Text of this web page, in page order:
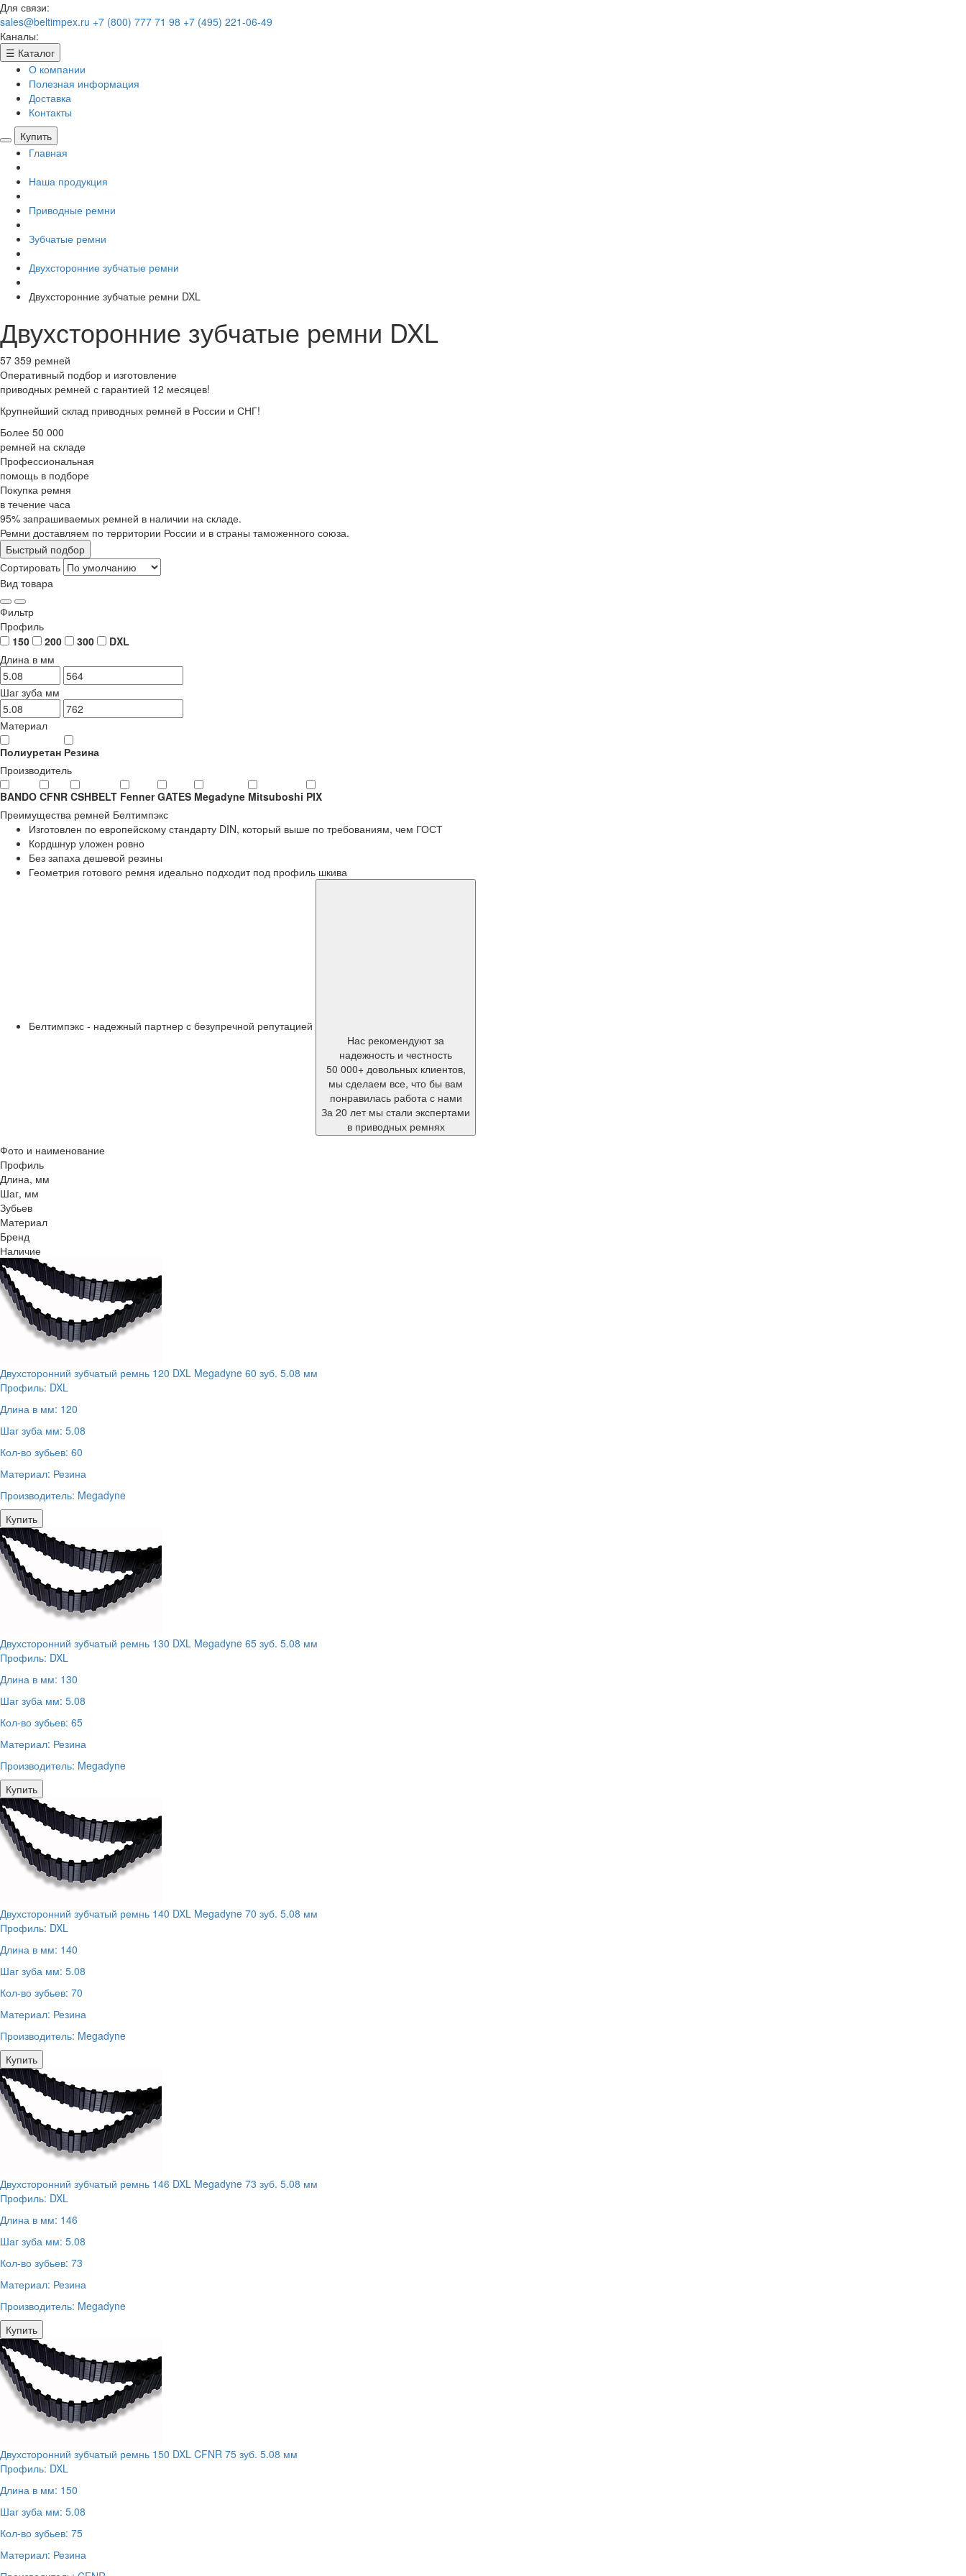
Для связи:
sales@beltimpex.ru +7 (800) 777 71 98 +7 (495) 221-06-49
Каналы:
☰ Каталог
О компании
Полезная информация
Доставка
Контакты
Купить
Главная
Наша продукция
Приводные ремни
Зубчатые ремни
Двухсторонние зубчатые ремни
Двухсторонние зубчатые ремни DXL
Двухсторонние зубчатые ремни DXL
57 359 ремней
Оперативный подбор и изготовление
приводных ремней с гарантией 12 месяцев!
Крупнейший склад приводных ремней в России и СНГ!
Более 50 000
ремней на складе
Профессиональная
помощь в подборе
Покупка ремня
в течение часа
95% запрашиваемых ремней в наличии на складе.
Ремни доставляем по территории России и в страны таможенного союза.
Быстрый подбор
Сортировать
Вид товара
Фильтр
Профиль
150
200 300
DXL
Длина в мм
Шаг зуба мм
Материал
Полиуретан Резина
Производитель
BANDO CFNR CSHBELT Fenner GATES Megadyne Mitsuboshi PIX
Преимущества ремней Белтимпэкс
Изготовлен по европейскому стандарту DIN, который выше по требованиям, чем ГОСТ
Кордшнур уложен ровно
Без запаха дешевой резины
Геометрия готового ремня идеально подходит под профиль шкива
Белтимпэкс - надежный партнер с безупречной репутацией
Нас рекомендуют за
надежность и честность
50 000+ довольных клиентов,
мы сделаем все, что бы вам
понравилась работа с нами
За 20 лет мы стали экспертами
в приводных ремнях
Фото и наименование
Профиль
Длина, мм
Шаг, мм
Зубьев
Материал
Бренд
Наличие
Двухсторонний зубчатый ремнь 120 DXL Megadyne 60 зуб. 5.08 мм
Профиль: DXL
Длина в мм: 120
Шаг зуба мм: 5.08
Кол-во зубьев: 60
Материал: Резина
Производитель: Megadyne
Купить
Двухсторонний зубчатый ремнь 130 DXL Megadyne 65 зуб. 5.08 мм
Профиль: DXL
Длина в мм: 130
Шаг зуба мм: 5.08
Кол-во зубьев: 65
Материал: Резина
Производитель: Megadyne
Купить
Двухсторонний зубчатый ремнь 140 DXL Megadyne 70 зуб. 5.08 мм
Профиль: DXL
Длина в мм: 140
Шаг зуба мм: 5.08
Кол-во зубьев: 70
Материал: Резина
Производитель: Megadyne
Купить
Двухсторонний зубчатый ремнь 146 DXL Megadyne 73 зуб. 5.08 мм
Профиль: DXL
Длина в мм: 146
Шаг зуба мм: 5.08
Кол-во зубьев: 73
Материал: Резина
Производитель: Megadyne
Купить
Двухсторонний зубчатый ремнь 150 DXL CFNR 75 зуб. 5.08 мм
Профиль: DXL
Длина в мм: 150
Шаг зуба мм: 5.08
Кол-во зубьев: 75
Материал: Резина